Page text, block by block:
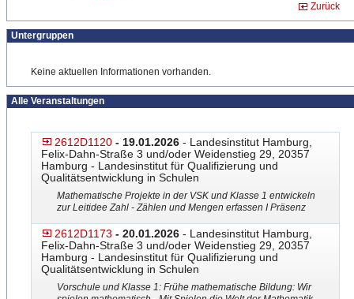
Zurück
Untergruppen
Keine aktuellen Informationen vorhanden.
Alle Veranstaltungen
2612D1120 - 19.01.2026 - Landesinstitut Hamburg,
Felix-Dahn-Straße 3 und/oder Weidenstieg 29, 20357
Hamburg - Landesinstitut für Qualifizierung und
Qualitätsentwicklung in Schulen
Mathematische Projekte in der VSK und Klasse 1 entwickeln
zur Leitidee Zahl - Zählen und Mengen erfassen I Präsenz
2612D1173 - 20.01.2026 - Landesinstitut Hamburg,
Felix-Dahn-Straße 3 und/oder Weidenstieg 29, 20357
Hamburg - Landesinstitut für Qualifizierung und
Qualitätsentwicklung in Schulen
Vorschule und Klasse 1: Frühe mathematische Bildung: Wir